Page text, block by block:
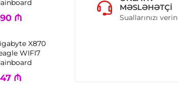
₼
X870
WIFI7
₼
MƏSLƏHƏTÇI
Suallarınızı verin